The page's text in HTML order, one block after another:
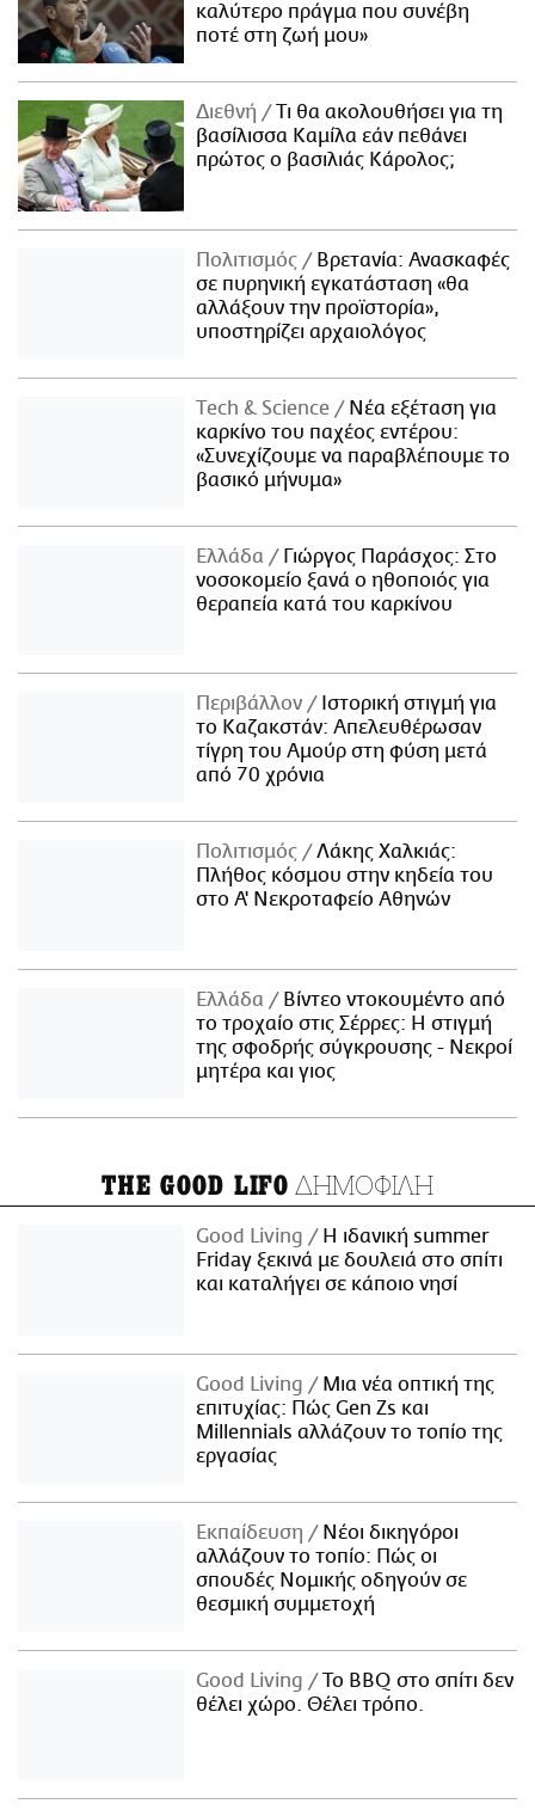
καλύτερο πράγμα που συνέβη
ποτέ στη ζωή μου»
Διεθνή
Τι θα ακολουθήσει για τη
βασίλισσα Καμίλα εάν πεθάνει
πρώτος ο βασιλιάς Κάρολος;
Πολιτισμός
Βρετανία: Ανασκαφές
σε πυρηνική εγκατάσταση «θα
αλλάξουν την προϊστορία»,
υποστηρίζει αρχαιολόγος
Τech & Science
Νέα εξέταση για
καρκίνο του παχέος εντέρου:
«Συνεχίζουμε να παραβλέπουμε το
βασικό μήνυμα»
Ελλάδα
Γιώργος Παράσχος: Στο
νοσοκομείο ξανά ο ηθοποιός για
θεραπεία κατά του καρκίνου
Περιβάλλον
Ιστορική στιγμή για
το Καζακστάν: Απελευθέρωσαν
τίγρη του Αμούρ στη φύση μετά
από 70 χρόνια
Πολιτισμός
Λάκης Χαλκιάς:
Πλήθος κόσμου στην κηδεία του
στο Α' Νεκροταφείο Αθηνών
Ελλάδα
Βίντεο ντοκουμέντο από
το τροχαίο στις Σέρρες: Η στιγμή
της σφοδρής σύγκρουσης - Νεκροί
μητέρα και γιος
THE GOOD LIFO ΔΗΜΟΦΙΛΗ
Good Living
Η ιδανική summer
Friday ξεκινά με δουλειά στο σπίτι
και καταλήγει σε κάποιο νησί
Good Living
Μια νέα οπτική της
επιτυχίας: Πώς Gen Zs και
Millennials αλλάζουν το τοπίο της
εργασίας
Εκπαίδευση
Νέοι δικηγόροι
αλλάζουν το τοπίο: Πώς οι
σπουδές Νομικής οδηγούν σε
θεσμική συμμετοχή
Good Living
Το BBQ στο σπίτι δεν
θέλει χώρο. Θέλει τρόπο.